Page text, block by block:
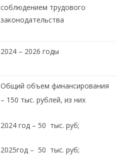
соблюдением трудового
законодательства
2024 – 2026 годы
Общий объем финансирования
– 150 тыс. рублей, из них
2024 год – 50 тыс. руб;
2025год – 50 тыс. руб;